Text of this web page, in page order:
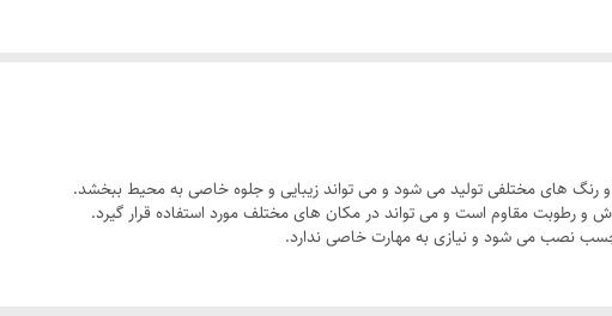
های مختلفی تولید می شود و می تواند زیبایی و جلوه خاصی به محیط ببخشد.
و رطوبت مقاوم است و می تواند در مکان های مختلف مورد استفاده قرار گیرد.
نصب می شود و نیازی به مهارت خاصی ندارد.